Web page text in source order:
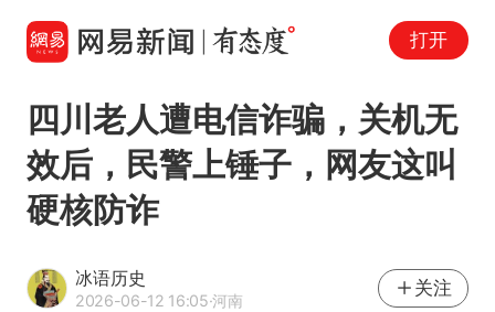
打开
四川老人遭电信诈骗，关机无
效后，民警上锤子，网友这叫
硬核防诈
冰语历史
2026-06-12 16:05·河南
关注